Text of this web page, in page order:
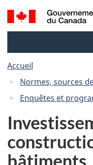
Recherche
et
Accueil
Normes, sources
Enquêtes et
bâtiments